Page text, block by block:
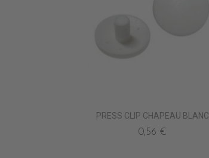
PRESS CLIP CHAPEAU BLANC
0,56 €